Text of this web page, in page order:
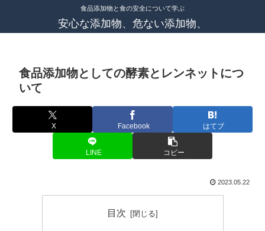
食品添加物と食の安全について学ぶ
安心な添加物、危ない添加物、
食品添加物としての酵素とレンネットにつ
いて
X Facebook はてブ
LINE コピー
2023.05.22
目次